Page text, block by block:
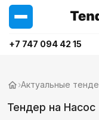
+7 747 094 42 15
›Актуальные
Тендер на Насос